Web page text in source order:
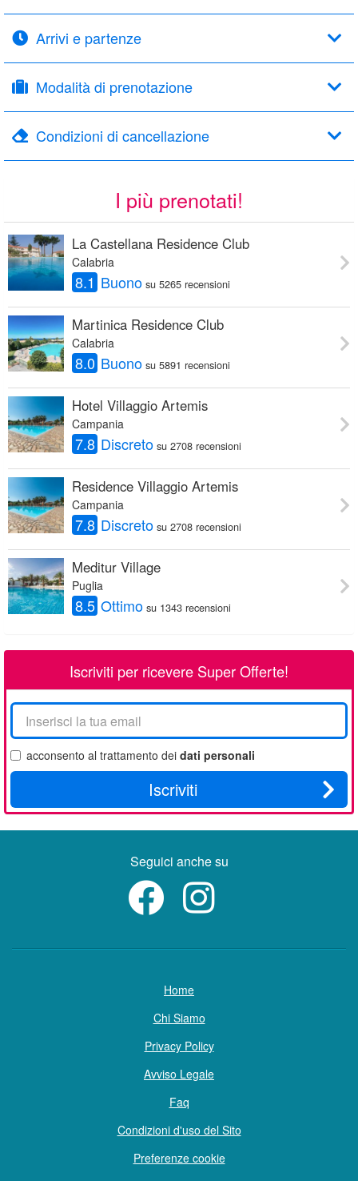
Arrivi e partenze
Modalità di prenotazione
Condizioni di cancellazione
I più prenotati!
La Castellana Residence Club
Calabria
8.1 Buono su 5265 recensioni
Martinica Residence Club
Calabria
8.0 Buono su 5891 recensioni
Hotel Villaggio Artemis
Campania
7.8 Discreto su 2708 recensioni
Residence Villaggio Artemis
Campania
7.8 Discreto su 2708 recensioni
Meditur Village
Puglia
8.5 Ottimo su 1343 recensioni
Iscriviti per ricevere Super Offerte!
La
tua
email
acconsento al trattamento dei dati personali
Iscriviti
Seguici anche su
Home
Chi Siamo
Privacy Policy
Avviso Legale
Faq
Condizioni d'uso del Sito
Preferenze cookie